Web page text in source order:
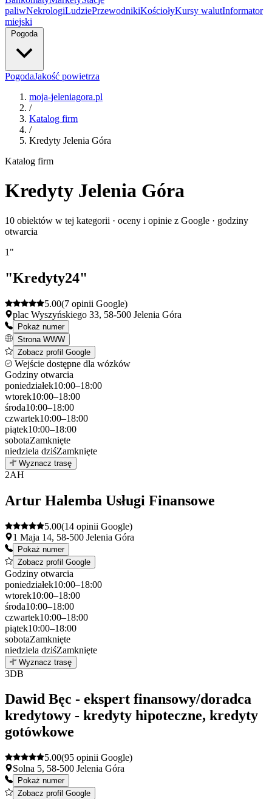
paliwNekrologiLudziePrzewodnikiKościołyKursy walutInformator
miejski
Pogoda
PogodaJakość powietrza
moja-jeleniagora.pl
/
Katalog firm
/
Kredyty Jelenia Góra
Katalog firm
Kredyty Jelenia Góra
10 obiektów w tej kategorii · oceny i opinie z Google · godziny
otwarcia
1 "
"Kredyty24"
5.00(7 opinii Google)
plac Wyszyńskiego 33, 58-500 Jelenia Góra
Pokaż numer
Strona WWW
Zobacz profil Google
Wejście dostępne dla wózków
Godziny otwarcia
poniedziałek10:00–18:00
wtorek10:00–18:00
środa10:00–18:00
czwartek10:00–18:00
piątek10:00–18:00
sobotaZamknięte
niedziela dziśZamknięte
+
Wyznacz trasę
2AH
Artur Halemba Usługi Finansowe
5.00(14 opinii Google)
1 Maja 14, 58-500 Jelenia Góra
Pokaż numer
Zobacz profil Google
Godziny otwarcia
poniedziałek10:00–18:00
wtorek10:00–18:00
środa10:00–18:00
czwartek10:00–18:00
piątek10:00–18:00
sobotaZamknięte
niedziela dziśZamknięte
+
Wyznacz trasę
3DB
Dawid Bęc - ekspert finansowy/doradca
kredytowy - kredyty hipoteczne, kredyty
gotówkowe
5.00(95 opinii Google)
Solna 5, 58-500 Jelenia Góra
Pokaż numer
Zobacz profil Google